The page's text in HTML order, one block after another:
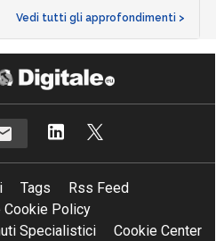
Vedi tutti gli approfondimenti >
Tags
Rss Feed
Cookie Policy
Specialistici
Cookie Center